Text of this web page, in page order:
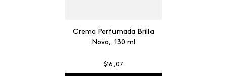
Crema Perfumada Brilla
Nova, 130 ml
$16 ,07